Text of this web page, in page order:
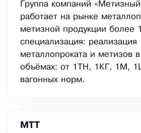
Группа компаний
работает на рынке
метизной продукции более
специализация: реализация
металлопроката и метизов
объёмах: от 1ТН, 1КГ, 1М,
вагонных норм.
МТТ